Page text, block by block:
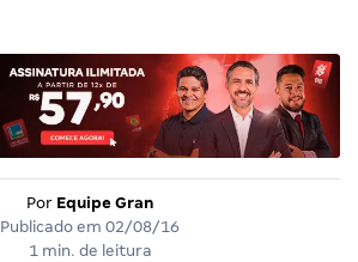
Por Equipe Gran
Publicado em 02/08/16
1 min. de leitura